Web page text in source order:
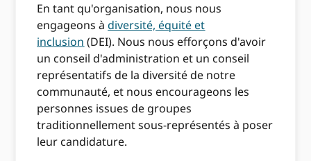
En tant qu'organisation, nous nous
engageons àdiversité, équité et
inclusion (DEI). Nous nous efforçons d'avoir
un conseil d'administration et un conseil
représentatifs de la diversité de notre
communauté, et nous encourageons les
personnes issues de groupes
traditionnellement sous-représentés à poser
leur candidature.